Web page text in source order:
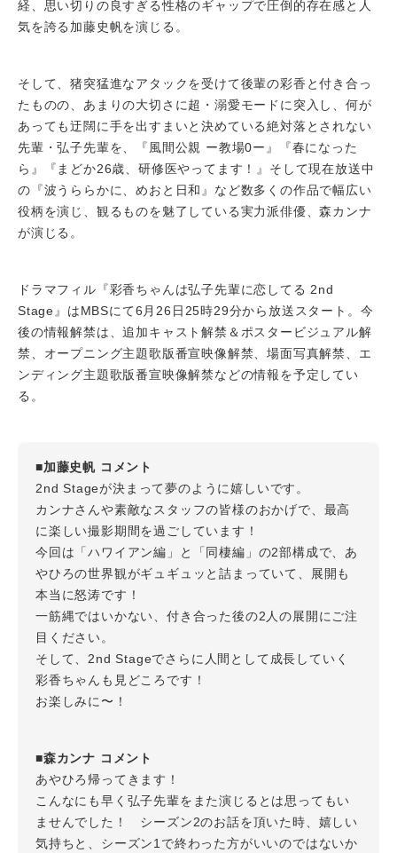
経、思い切りの良すぎる性格のギャップで圧倒的存在感と人
気を誇る加藤史帆を演じる。
そして、猪突猛進なアタックを受けて後輩の彩香と付き合っ
たものの、あまりの大切さに超・溺愛モードに突入し、何が
あっても迂闊に手を出すまいと決めている絶対落とされない
先輩・弘子先輩を、『風間公親 ー教場0ー』『春になった
ら』『まどか26歳、研修医やってます！』そして現在放送中
の『波うららかに、めおと日和』など数多くの作品で幅広い
役柄を演じ、観るものを魅了している実力派俳優、森カンナ
が演じる。
ドラマフィル『彩香ちゃんは弘子先輩に恋してる 2nd
Stage』はMBSにて6月26日25時29分から放送スタート。今
後の情報解禁は、追加キャスト解禁＆ポスタービジュアル解
禁、オープニング主題歌版番宣映像解禁、場面写真解禁、エ
ンディング主題歌版番宣映像解禁などの情報を予定してい
る。
■加藤史帆 コメント
2nd Stageが決まって夢のように嬉しいです。
カンナさんや素敵なスタッフの皆様のおかげで、最高
に楽しい撮影期間を過ごしています！
今回は「ハワイアン編」と「同棲編」の2部構成で、あ
やひろの世界観がギュギュッと詰まっていて、展開も
本当に怒涛です！
一筋縄ではいかない、付き合った後の2人の展開にご注
目ください。
そして、2nd Stageでさらに人間として成長していく
彩香ちゃんも見どころです！
お楽しみに〜！
■森カンナ コメント
あやひろ帰ってきます！
こんなにも早く弘子先輩をまた演じるとは思ってもい
ませんでした！ シーズン2のお話を頂いた時、嬉しい
気持ちと、シーズン1で終わった方がいいのではないか